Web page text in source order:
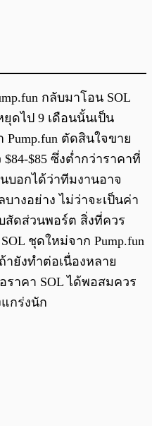
กลับมาโอน SOL
ดไป 9 เดือนนั้นเป็น
ตัดสินใจขาย
$85 ซึ่งต่ำกว่าราคาที่
บอกได้ว่าทีมงานอาจ
างอย่าง ไม่ว่าจะเป็นค่า
สัดส่วนพอร์ต สิ่งที่ควร
ชุดใหม่จาก Pump.fun
ายังทำต่อเนื่องหลาย
าคา SOL ได้พอสมควร
กร่งนัก